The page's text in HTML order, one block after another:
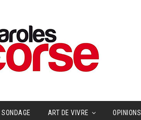
SONDAGE ART DE VIVRE OPINIONS